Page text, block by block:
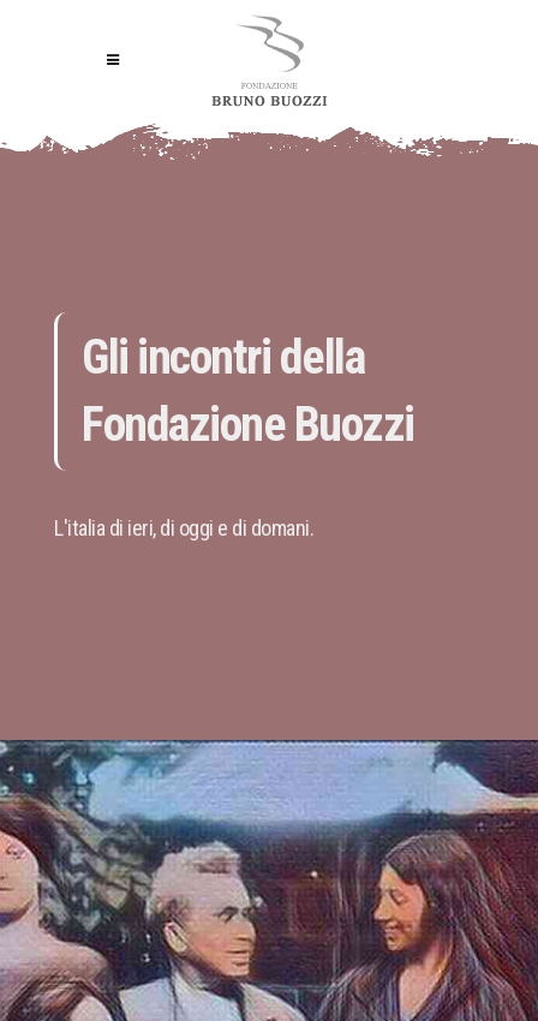
Gli incontri della
Fondazione Buozzi
L'italia di ieri, di oggi e di domani.